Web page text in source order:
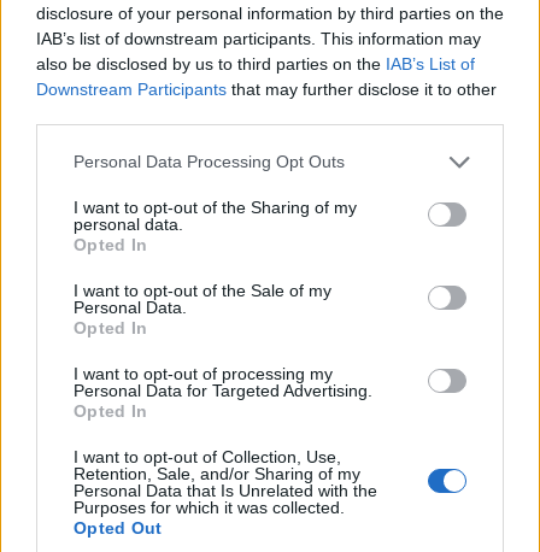
disclosure of your personal information by third parties on the
IAB’s list of downstream participants. This information may
also be disclosed by us to third parties on the IAB’s List of
Downstream Participants that may further disclose it to other
Please note that this website/app uses one or more Google
not limited to your visit or usage behaviour. You may click to
grant or deny consent to Google and its third-party tags to
use your data for below specified purposes in below Google
consent section.
Personal Data Processing Opt Outs
I want to opt-out of the Sharing of my
personal data.
Opted In
I want to opt-out of the Sale of my
Personal Data.
Opted In
I want to opt-out of processing my
Personal Data for Targeted Advertising.
Opted In
I want to opt-out of Collection, Use,
Retention, Sale, and/or Sharing of my
Personal Data that Is Unrelated with the
Purposes for which it was collected.
Opted Out
κρυστάλλινα νερά. Η παραλία Θαψά είναι “χωμένη”
μέσα στη φύση και πρέπει να περάσετε έναν
κακοτράχαλο χωματόδρομο για να φτάσετε. Μην το
θεωρήσετε όμως σαν εμπόδιο γιατί το
αποτέλεσμα θα σας ανταμείψει.Μεσσηνία: Μια
βόλτα στις μαγευτικές παραλίες της!
λιγότερο γνωστές
παραλίες της Εύβοιας. Τα νερά
της παραλίας είναι καταπράσινα ενώ είναι
περιτριγυρισμένη από δέντρα.